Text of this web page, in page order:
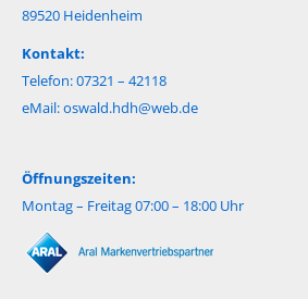
89520 Heidenheim
Kontakt:
Telefon: 07321 – 42118
eMail:oswald.hdh@web.de
Öffnungszeiten:
Montag – Freitag 07:00 – 18:00 Uhr